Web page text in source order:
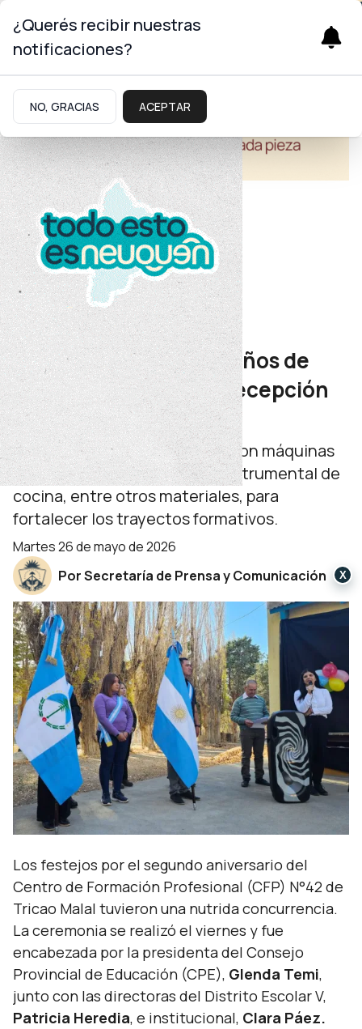
Educación
Tricao Malal
El CFP 42 celebró dos años de
funcionamiento con recepción
de equipos
Durante el festejo se entregaron máquinas
de coser, un rotopercutor e instrumental de
cocina, entre otros materiales, para
fortalecer los trayectos formativos.
martes 26 de mayo de 2026
Por Secretaría de Prensa y Comunicación
Los festejos por el segundo aniversario del
Centro de Formación Profesional (CFP) N°42 de
Tricao Malal tuvieron una nutrida concurrencia.
La ceremonia se realizó el viernes y fue
encabezada por la presidenta del Consejo
Provincial de Educación (CPE), Glenda Temi,
junto con las directoras del Distrito Escolar V,
Patricia Heredia, e institucional, Clara Páez.
¿Querés recibir nuestras
notificaciones?
NO, GRACIAS ACEPTAR
X